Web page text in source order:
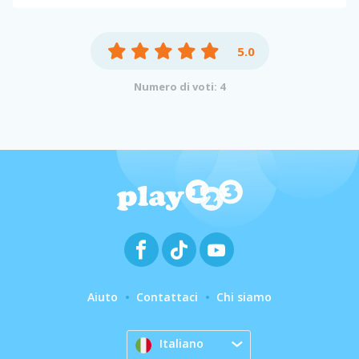
5.0
Numero di voti: 4
Aiuto Contattaci Chi siamo
Italiano